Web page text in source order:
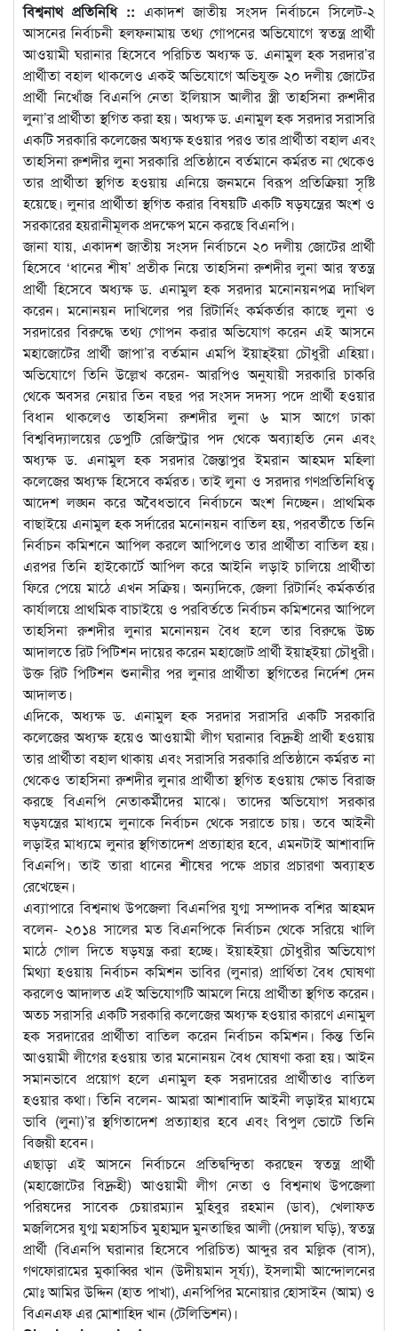
বিশ্বনাথ প্রতিনিধি :: একাদশ জাতীয় সংসদ নির্বাচনে সিলেট-২
আসনের নির্বাচনী হলফনামায় তথ্য গোপনের অভিযোগে স্বতন্ত্র প্রার্থী
আওয়ামী ঘরানার হিসেবে পরিচিত অধ্যক্ষ ড. এনামুল হক সরদার’র
প্রার্থীতা বহাল থাকলেও একই অভিযোগে অভিযুক্ত ২০ দলীয় জোটের
প্রার্থী নিখোঁজ বিএনপি নেতা ইলিয়াস আলীর স্ত্রী তাহসিনা রুশদীর
লুনা’র প্রার্থীতা স্থগিত করা হয়। অধ্যক্ষ ড. এনামুল হক সরদার সরাসরি
একটি সরকারি কলেজের অধ্যক্ষ হওয়ার পরও তার প্রার্থীতা বহাল এবং
তাহসিনা রুশদীর লুনা সরকারি প্রতিষ্ঠানে বর্তমানে কর্মরত না থেকেও
তার প্রার্থীতা স্থগিত হওয়ায় এনিয়ে জনমনে বিরূপ প্রতিক্রিয়া সৃষ্টি
হয়েছে। লুনার প্রার্থীতা স্থগিত করার বিষয়টি একটি ষড়যন্ত্রের অংশ ও
সরকারের হয়রানীমূলক প্রদক্ষেপ মনে করছে বিএনপি।
জানা যায়, একাদশ জাতীয় সংসদ নির্বাচনে ২০ দলীয় জোটের প্রার্থী
হিসেবে ‘ধানের শীষ’ প্রতীক নিয়ে তাহসিনা রুশদীর লুনা আর স্বতন্ত্র
প্রার্থী হিসেবে অধ্যক্ষ ড. এনামুল হক সরদার মনোনয়নপত্র দাখিল
করেন। মনোনয়ন দাখিলের পর রিটার্নিং কর্মকর্তার কাছে লুনা ও
সরদারের বিরুদ্ধে তথ্য গোপন করার অভিযোগ করেন এই আসনে
মহাজোটের প্রার্থী জাপা’র বর্তমান এমপি ইয়াহ্ইয়া চৌধুরী এহিয়া।
অভিযোগে তিনি উল্লেখ করেন- আরপিও অনুযায়ী সরকারি চাকরি
থেকে অবসর নেয়ার তিন বছর পর সংসদ সদস্য পদে প্রার্থী হওয়ার
বিধান থাকলেও তাহসিনা রুশদীর লুনা ৬ মাস আগে ঢাকা
বিশ্ববিদ্যালয়ের ডেপুটি রেজিস্ট্রার পদ থেকে অব্যাহতি নেন এবং
অধ্যক্ষ ড. এনামুল হক সরদার জৈন্তাপুর ইমরান আহমদ মহিলা
কলেজের অধ্যক্ষ হিসেবে কর্মরত। তাই লুনা ও সরদার গণপ্রতিনিধিত্ব
আদেশ লঙ্ঘন করে অবৈধভাবে নির্বাচনে অংশ নিচ্ছেন। প্রাথমিক
বাছাইয়ে এনামুল হক সর্দারের মনোনয়ন বাতিল হয়, পরবর্তীতে তিনি
নির্বাচন কমিশনে আপিল করলে আপিলেও তার প্রার্থীতা বাতিল হয়।
এরপর তিনি হাইকোর্টে আপিল করে আইনি লড়াই চালিয়ে প্রার্থীতা
ফিরে পেয়ে মাঠে এখন সক্রিয়। অন্যদিকে, জেলা রিটার্নিং কর্মকর্তার
কার্যালয়ে প্রাথমিক বাচাইয়ে ও পরবির্ততে নির্বাচন কমিশনের আপিলে
তাহসিনা রুশদীর লুনার মনোনয়ন বৈধ হলে তার বিরুদ্ধে উচ্চ
আদালতে রিট পিটিশন দায়ের করেন মহাজোট প্রার্থী ইয়াহ্ইয়া চৌধুরী।
উক্ত রিট পিটিশন শুনানীর পর লুনার প্রার্থীতা স্থগিতের নির্দেশ দেন
আদালত।
এদিকে, অধ্যক্ষ ড. এনামুল হক সরদার সরাসরি একটি সরকারি
কলেজের অধ্যক্ষ হয়েও আওয়ামী লীগ ঘরানার বিদ্রুহী প্রার্থী হওয়ায়
তার প্রার্থীতা বহাল থাকায় এবং সরাসরি সরকারি প্রতিষ্ঠানে কর্মরত না
থেকেও তাহসিনা রুশদীর লুনার প্রার্থীতা স্থগিত হওয়ায় ক্ষোভ বিরাজ
করছে বিএনপি নেতাকর্মীদের মাঝে। তাদের অভিযোগ সরকার
ষড়যন্ত্রের মাধ্যমে লুনাকে নির্বাচন থেকে সরাতে চায়। তবে আইনী
লড়াইর মাধ্যমে লুনার স্থগিতাদেশ প্রত্যাহার হবে, এমনটাই আশাবাদি
বিএনপি। তাই তারা ধানের শীষের পক্ষে প্রচার প্রচারণা অব্যাহত
রেখেছেন।
এব্যাপারে বিশ্বনাথ উপজেলা বিএনপির যুগ্ম সম্পাদক বশির আহমদ
বলেন- ২০১৪ সালের মত বিএনপিকে নির্বাচন থেকে সরিয়ে খালি
মাঠে গোল দিতে ষড়যন্ত্র করা হচ্ছে। ইয়াহই্য়া চৌধুরীর অভিযোগ
মিথ্যা হওয়ায় নির্বাচন কমিশন ভাবির (লুনার) প্রার্থিতা বৈধ ঘোষণা
করলেও আদালত এই অভিযোগটি আমলে নিয়ে প্রার্থীতা স্থগিত করেন।
অতচ সরাসরি একটি সরকারি কলেজের অধ্যক্ষ হওয়ার কারণে এনামুল
হক সরদারের প্রার্থীতা বাতিল করেন নির্বাচন কমিশন। কিন্ত তিনি
আওয়ামী লীগের হওয়ায় তার মনোনয়ন বৈধ ঘোষণা করা হয়। আইন
সমানভাবে প্রয়োগ হলে এনামুল হক সরদারের প্রার্থীতাও বাতিল
হওয়ার কথা। তিনি বলেন- আমরা আশাবাদি আইনী লড়াইর মাধ্যমে
ভাবি (লুনা)’র স্থগিতাদেশ প্রত্যাহার হবে এবং বিপুল ভোটে তিনি
বিজয়ী হবেন।
এছাড়া এই আসনে নির্বাচনে প্রতিদ্বন্দ্বিতা করছেন স্বতন্ত্র প্রার্থী
(মহাজোটের বিদ্রুহী) আওয়ামী লীগ নেতা ও বিশ্বনাথ উপজেলা
পরিষদের সাবেক চেয়ারম্যান মুহিবুর রহমান (ডাব), খেলাফত
মজলিসের যুগ্ম মহাসচিব মুহাম্মদ মুনতাছির আলী (দেয়াল ঘড়ি), স্বতন্ত্র
প্রার্থী (বিএনপি ঘরানার হিসেবে পরিচিত) আব্দুর রব মল্লিক (বাস),
গণফোরামের মুকাব্বির খান (উদীয়মান সূর্য্য), ইসলামী আন্দোলনের
মোঃ আমির উদ্দিন (হাত পাখা), এনপিপির মনোয়ার হোসাইন (আম) ও
বিএনএফ এর মোশাহিদ খান (টেলিভিশন)।